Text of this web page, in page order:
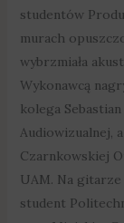
studentów
murach
wybrzmiała
Wykonawcą
kolega
Audiowizualnej,
Czarnkowskiej
UAM. Na gitarze
student